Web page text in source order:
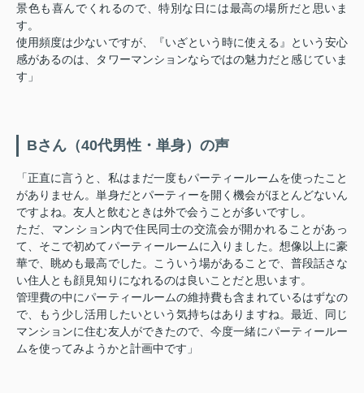
景色も喜んでくれるので、特別な日には最高の場所だと思いま
す。
使用頻度は少ないですが、『いざという時に使える』という安心
感があるのは、タワーマンションならではの魅力だと感じていま
す」
Bさん（40代男性・単身）の声
「正直に言うと、私はまだ一度もパーティールームを使ったこと
がありません。単身だとパーティーを開く機会がほとんどないん
ですよね。友人と飲むときは外で会うことが多いですし。
ただ、マンション内で住民同士の交流会が開かれることがあっ
て、そこで初めてパーティールームに入りました。想像以上に豪
華で、眺めも最高でした。こういう場があることで、普段話さな
い住人とも顔見知りになれるのは良いことだと思います。
管理費の中にパーティールームの維持費も含まれているはずなの
で、もう少し活用したいという気持ちはありますね。最近、同じ
マンションに住む友人ができたので、今度一緒にパーティールー
ムを使ってみようかと計画中です」